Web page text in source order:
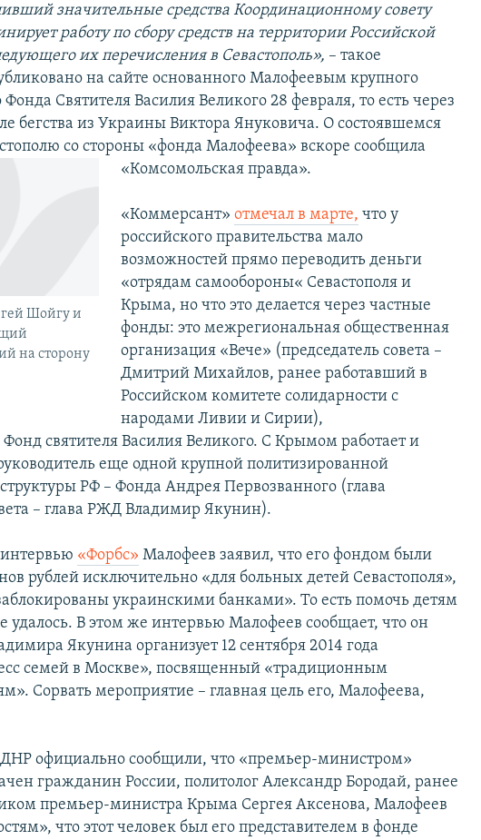
значительные средства Координационному совету
работу по сбору средств на территории Российской
их перечисления в Севастополь», – такое
на сайте основанного Малофеевым крупного
Фонда Святителя Василия Великого 28 февраля, то есть через
бегства из Украины Виктора Януковича. О состоявшемся
со стороны «фонда Малофеева» вскоре сообщила
«Комсомольская правда».
Шойгу и
на сторону
«Коммерсант» отмечал в марте, что у
российского правительства мало
возможностей прямо переводить деньги
«отрядам самообороны« Севастополя и
Крыма, но что это делается через частные
фонды: это межрегиональная общественная
организация «Вече» (председатель совета –
Дмитрий Михайлов, ранее работавший в
Российском комитете солидарности с
народами Ливии и Сирии),
святителя Василия Великого. С Крымом работает и
еще одной крупной политизированной
РФ – Фонда Андрея Первозванного (глава
– глава РЖД Владимир Якунин).
«Форбс» Малофеев заявил, что его фондом были
рублей исключительно «для больных детей Севастополя»,
украинскими банками». То есть помочь детям
удалось. В этом же интервью Малофеев сообщает, что он
Якунина организует 12 сентября 2014 года
семей в Москве», посвященный «традиционным
Сорвать мероприятие – главная цель его, Малофеева,
ДНР официально сообщили, что «премьер-министром»
гражданин России, политолог Александр Бородай, ранее
премьер-министра Крыма Сергея Аксенова, Малофеев
что этот человек был его представителем в фонде